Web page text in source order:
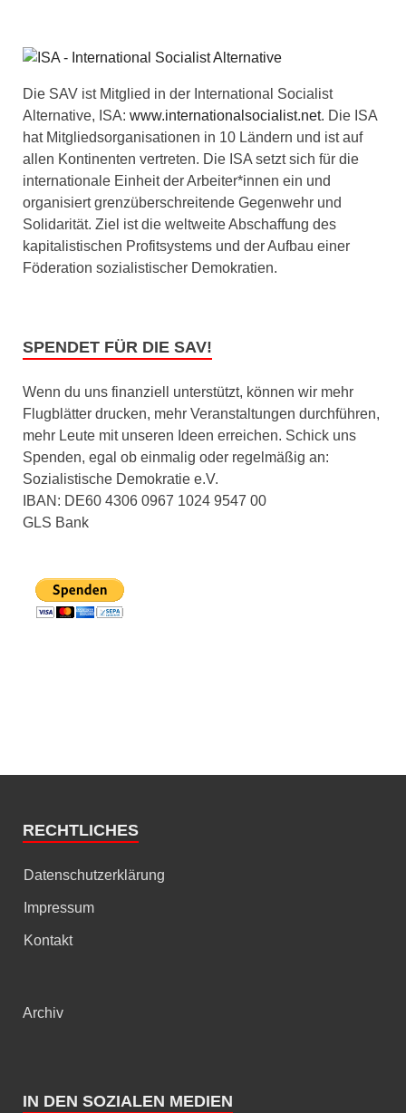
Die SAV ist Mitglied in der International Socialist
Alternative, ISA: www.internationalsocialist.net. Die ISA
hat Mitgliedsorganisationen in 10 Ländern und ist auf
allen Kontinenten vertreten. Die ISA setzt sich für die
internationale Einheit der Arbeiter*innen ein und
organisiert grenzüberschreitende Gegenwehr und
Solidarität. Ziel ist die weltweite Abschaffung des
kapitalistischen Profitsystems und der Aufbau einer
Föderation sozialistischer Demokratien.
SPENDET FÜR DIE SAV!
Wenn du uns finanziell unterstützt, können wir mehr
Flugblätter drucken, mehr Veranstaltungen durchführen,
mehr Leute mit unseren Ideen erreichen. Schick uns
Spenden, egal ob einmalig oder regelmäßig an:
Sozialistische Demokratie e.V.
IBAN: DE60 4306 0967 1024 9547 00
GLS Bank
RECHTLICHES
Datenschutzerklärung
Impressum
Kontakt
Archiv
IN DEN SOZIALEN MEDIEN